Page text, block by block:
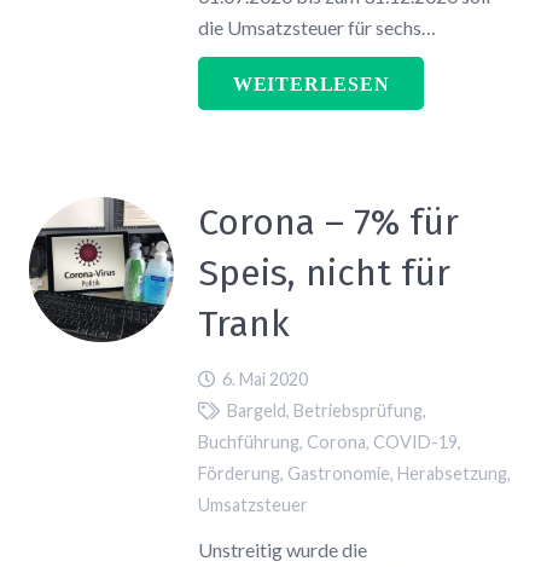
die Umsatzsteuer für sechs…
WEITERLESEN
Corona – 7% für
Speis, nicht für
Trank
6. Mai 2020
Bargeld, Betriebsprüfung,
Buchführung, Corona, COVID-19,
Förderung, Gastronomie, Herabsetzung,
Umsatzsteuer
Unstreitig wurde die